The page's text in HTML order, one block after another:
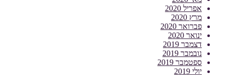
אפריל 2020
מרץ 2020
פברואר 2020
ינואר 2020
דצמבר 2019
נובמבר 2019
ספטמבר 2019
יולי 2019